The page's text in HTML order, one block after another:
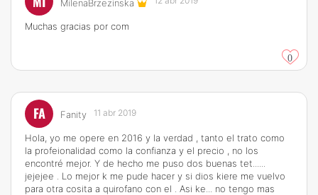
MilenaBrzezinska
Muchas gracias por com
0
FA Fanity 11 abr 2019
Hola, yo me opere en 2016 y la verdad , tanto el trato como
la profeionalidad como la confianza y el precio , no los
encontré mejor. Y de hecho me puso dos buenas tet......
jejejee . Lo mejor k me pude hacer y si dios kiere me vuelvo
para otra cosita a quirofano con el . Asi ke... no tengo mas